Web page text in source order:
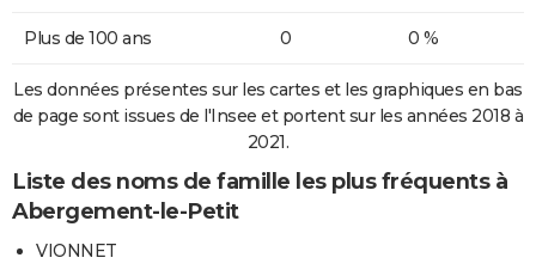
Plus de 100 ans 0 0 %
Les données présentes sur les cartes et les graphiques en bas
de page sont issues de l'Insee et portent sur les années 2018 à
2021.
Liste des noms de famille les plus fréquents à
Abergement-le-Petit
VIONNET